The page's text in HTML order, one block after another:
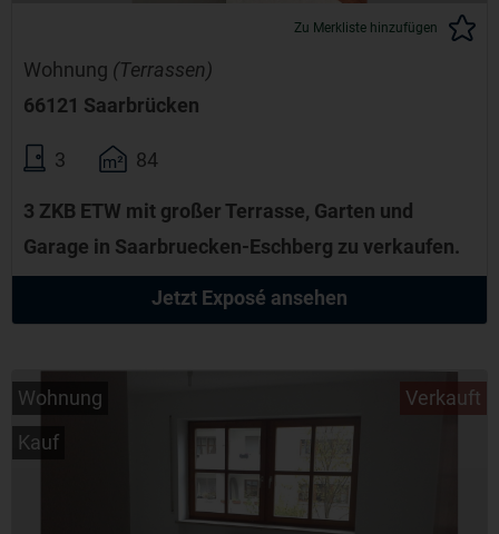
Zu Merkliste hinzufügen
Wohnung (Terrassen)
66121 Saarbrücken
3 84
3 ZKB ETW mit großer Terrasse, Garten und
Garage in Saarbruecken-Eschberg zu verkaufen.
Jetzt Exposé ansehen
Wohnung
Kauf
Verkauft